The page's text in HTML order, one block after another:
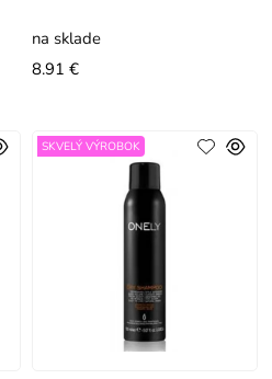
odtieňa, vďaka proti-žltému
na sklade
8.91 €
SKVELÝ VÝROBOK